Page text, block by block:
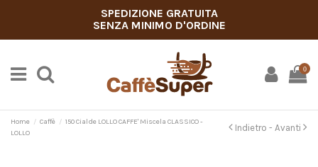
SPEDIZIONE GRATUITA
SENZA MINIMO D'ORDINE
0
Home Caffè
150 Cialde LOLLO CAFFE' Miscela CLASSICO -
LOLLO
Indietro - Avanti